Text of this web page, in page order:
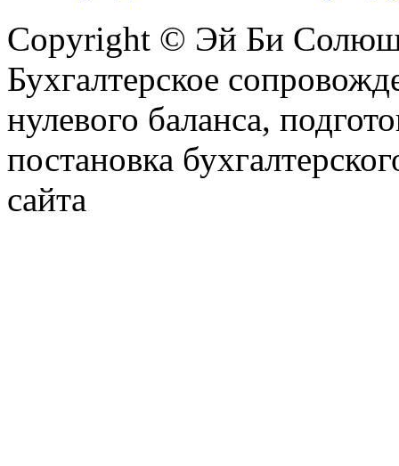
Copyright © Эй Би
Бухгалтерское
нулевого баланса,
постановка
сайта